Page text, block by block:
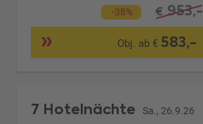
-38% € 953,-
Obj. ab € 583,-
7 Hotelnächte Sa., 26.9.26